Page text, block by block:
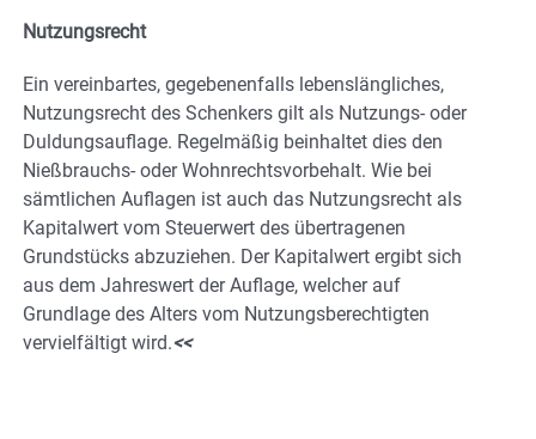
Nutzungsrecht
Ein vereinbartes, gegebenenfalls lebenslängliches,
Nutzungsrecht des Schenkers gilt als Nutzungs- oder
Duldungsauflage. Regelmäßig beinhaltet dies den
Nießbrauchs- oder Wohnrechtsvorbehalt. Wie bei
sämtlichen Auflagen ist auch das Nutzungsrecht als
Kapitalwert vom Steuerwert des übertragenen
Grundstücks abzuziehen. Der Kapitalwert ergibt sich
aus dem Jahreswert der Auflage, welcher auf
Grundlage des Alters vom Nutzungsberechtigten
vervielfältigt wird.<<